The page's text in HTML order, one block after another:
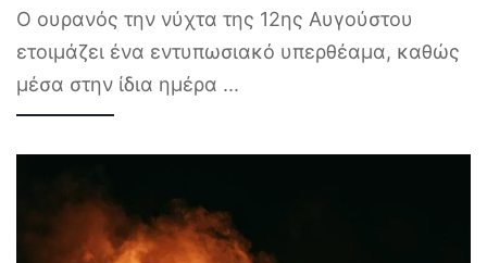
Ο ουρανός την νύχτα της 12ης Αυγούστου
ετοιμάζει ένα εντυπωσιακό υπερθέαμα, καθώς
μέσα στην ίδια ημέρα ...